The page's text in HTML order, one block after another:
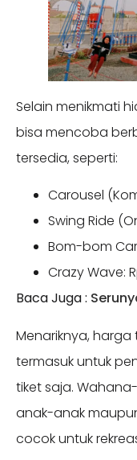
Selain menikmati
bisa mencoba
tersedia, seperti:
Carousel
Swing Ride
Bom-bom
Crazy Wave:
Baca Juga :
Menariknya,
termasuk untuk
tiket saja.
anak-anak
cocok untuk